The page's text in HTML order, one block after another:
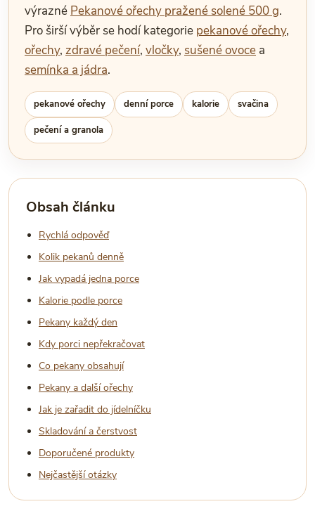
výrazné Pekanové ořechy pražené solené 500 g.
Pro širší výběr se hodí kategorie pekanové ořechy,
ořechy, zdravé pečení, vločky, sušené ovoce a
semínka a jádra.
pekanové ořechy denní porce kalorie svačina
pečení a granola
Obsah článku
Rychlá odpověď
Kolik pekanů denně
Jak vypadá jedna porce
Kalorie podle porce
Pekany každý den
Kdy porci nepřekračovat
Co pekany obsahují
Pekany a další ořechy
Jak je zařadit do jídelníčku
Skladování a čerstvost
Doporučené produkty
Nejčastější otázky